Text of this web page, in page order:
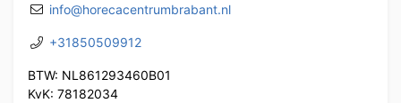
info@horecacentrumbrabant.nl
+31850509912
BTW: NL861293460B01
KvK: 78182034